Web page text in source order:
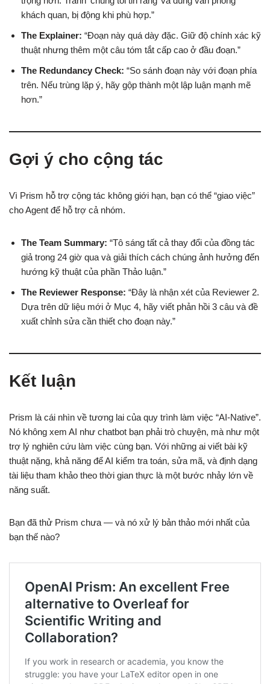
khách quan, bị động khi phù hợp.”
The Explainer: “Đoạn này quá dày đặc. Giữ độ chính xác kỹ
thuật nhưng thêm một câu tóm tắt cấp cao ở đầu đoạn.”
The Redundancy Check: “So sánh đoạn này với đoạn phía
trên. Nếu trùng lặp ý, hãy gộp thành một lập luận mạnh mẽ
hơn.”
Gợi ý cho cộng tác
Vì Prism hỗ trợ cộng tác không giới hạn, bạn có thể “giao việc”
cho Agent để hỗ trợ cả nhóm.
The Team Summary: “Tô sáng tất cả thay đổi của đồng tác
giả trong 24 giờ qua và giải thích cách chúng ảnh hưởng đến
hướng kỹ thuật của phần Thảo luận.”
The Reviewer Response: “Đây là nhận xét của Reviewer 2.
Dựa trên dữ liệu mới ở Mục 4, hãy viết phản hồi 3 câu và đề
xuất chỉnh sửa cần thiết cho đoạn này.”
Kết luận
Prism là cái nhìn về tương lai của quy trình làm việc “AI-Native”.
Nó không xem AI như chatbot bạn phải trò chuyện, mà như một
trợ lý nghiên cứu làm việc cùng bạn. Với những ai viết bài kỹ
thuật nặng, khả năng để AI kiểm tra toán, sửa mã, và định dạng
tài liệu tham khảo theo thời gian thực là một bước nhảy lớn về
năng suất.
Bạn đã thử Prism chưa — và nó xử lý bản thảo mới nhất của
bạn thế nào?